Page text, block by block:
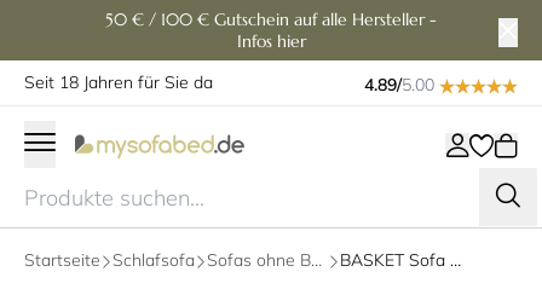
50 € / 100 € Gutschein auf alle Hersteller -
Infos hier
Seit 18 Jahren für Sie da
4.89/5.00
Startseite Schlafsofa Sofas ohne Bettfunktion BASKET Sofa von Softline